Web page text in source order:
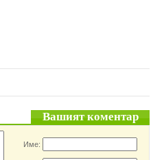
Вашият коментар
Име: